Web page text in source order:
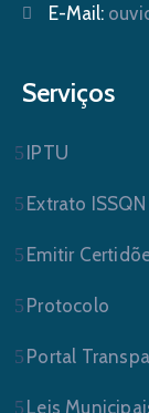
E-Mail:
Serviços
IPTU
Extrato ISSQN
Emitir
Protocolo
Portal
Leis